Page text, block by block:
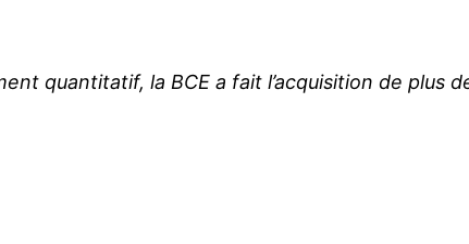
quantitatif, la BCE a fait l’acquisition de plus